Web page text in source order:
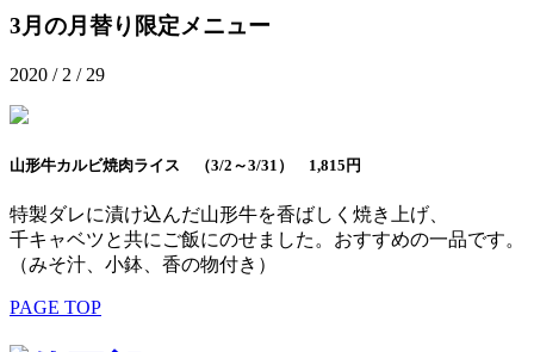
3月の月替り限定メニュー
2020 / 2 / 29
山形牛カルビ焼肉ライス （3/2～3/31） 1,815円
特製ダレに漬け込んだ山形牛を香ばしく焼き上げ、
千キャベツと共にご飯にのせました。おすすめの一品です。
（みそ汁、小鉢、香の物付き）
PAGE TOP